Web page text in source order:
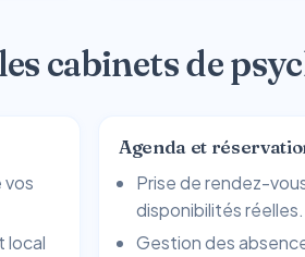
cabinets de
local
Agenda et
Prise de rendez-
disponibilités réelles.
Gestion des